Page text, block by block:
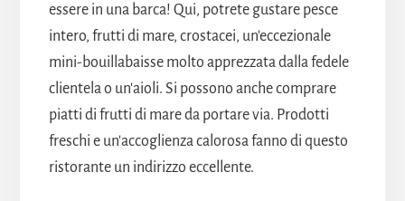
essere in una barca! Qui, potrete gustare pesce
intero, frutti di mare, crostacei, un'eccezionale
mini-bouillabaisse molto apprezzata dalla fedele
clientela o un'aioli. Si possono anche comprare
piatti di frutti di mare da portare via. Prodotti
freschi e un'accoglienza calorosa fanno di questo
ristorante un indirizzo eccellente.